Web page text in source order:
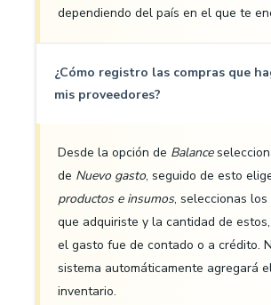
dependiendo del país en el que te
¿Cómo registro las compras que
mis proveedores?
Desde la opción de Balance
de Nuevo gasto, seguido de esto
productos e insumos, seleccionas
que adquiriste y la cantidad de
el gasto fue de contado o a crédito.
sistema automáticamente agregará
inventario.